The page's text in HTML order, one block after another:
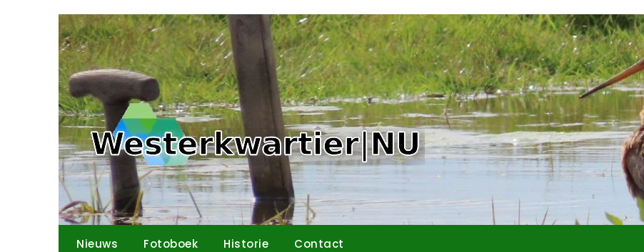
Nieuws Fotoboek Historie Contact